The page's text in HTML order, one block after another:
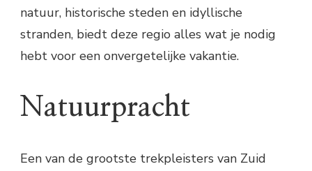
natuur, historische steden en idyllische
stranden, biedt deze regio alles wat je nodig
hebt voor een onvergetelijke vakantie.
Natuurpracht
Een van de grootste trekpleisters van Zuid